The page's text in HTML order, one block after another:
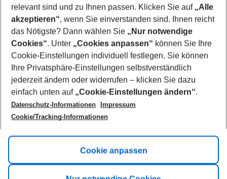
Show more filter
Footer
Footer navigation
Title A
Link A
relevant sind und zu Ihnen passen. Klicken Sie auf „Alle
akzeptieren“, wenn Sie einverstanden sind. Ihnen reicht
das Nötigste? Dann wählen Sie „Nur notwendige
Cookies“. Unter „Cookies anpassen“ können Sie Ihre
Cookie-Einstellungen individuell festlegen. Sie können
Ihre Privatsphäre-Einstellungen selbstverständlich
jederzeit ändern oder widerrufen – klicken Sie dazu
einfach unten auf „Cookie-Einstellungen ändern“.
Datenschutz-Informationen
Impressum
Cookie/Tracking-Informationen
Cookie anpassen